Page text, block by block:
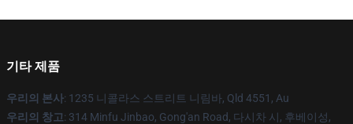
기타 제품
우리의 본사: 1235 니콜라스 스트리트 니림바, Qld 4551, Au
우리의 창고: 314 Minfu Jinbao, Gong'an Road, 다시차 시, 후베이성,